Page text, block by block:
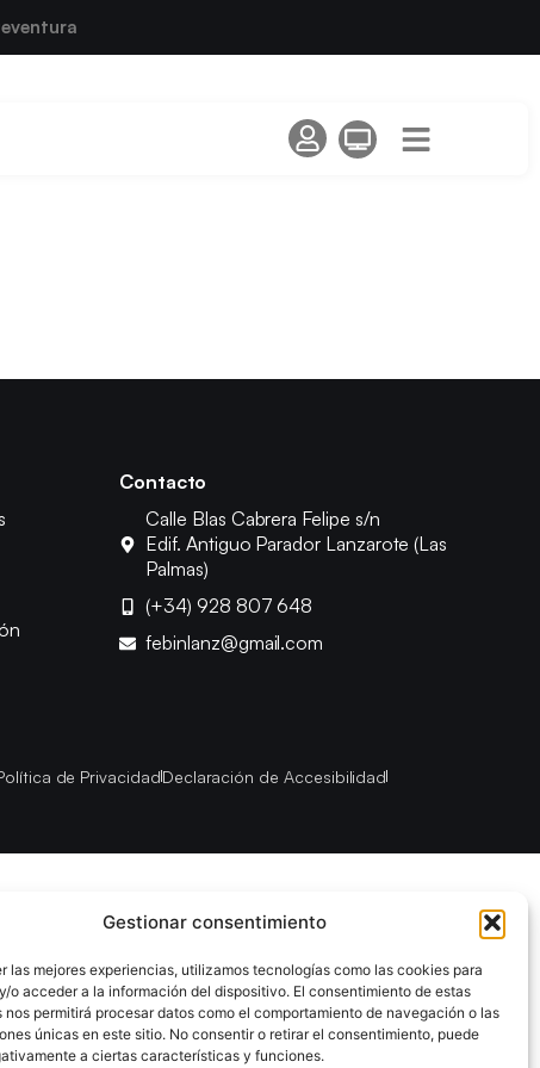
Gestionar consentimiento
las mejores experiencias, utilizamos tecnologías como las cookies para
o acceder a la información del dispositivo. El consentimiento de estas
nos permitirá procesar datos como el comportamiento de navegación o las
únicas en este sitio. No consentir o retirar el consentimiento, puede
a ciertas características y funciones.
Contacto
Calle Blas Cabrera Felipe s/n
Edif. Antiguo Parador Lanzarote (Las
Palmas)
(+34) 928 807 648
febinlanz@gmail.com
de PrivacidadDeclaración de Accesibilidad